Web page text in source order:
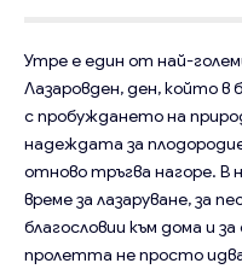
Утре е един от най-
Лазаровден, ден, който в
с пробуждането на
надеждата за
отново тръгва нагоре. В
време за лазаруване, за
благословии към дома и
пролетта не просто